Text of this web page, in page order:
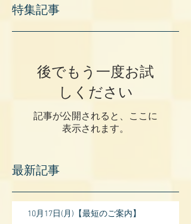
特集記事
後でもう一度お試
しください
記事が公開されると、ここに
表示されます。
最新記事
10月17日(月)【最短のご案内】